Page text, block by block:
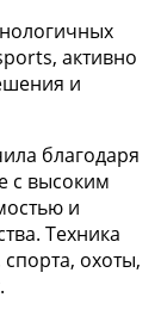
активно
и
благодаря
с высоким
и
Техника
охоты,